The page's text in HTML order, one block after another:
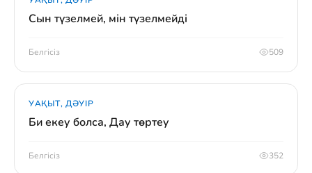
Сын түзелмей, мін түзелмейді
Белгісіз 509
УАҚЫТ, ДӘУІР
Би екеу болса, Дау төртеу
Белгісіз 352